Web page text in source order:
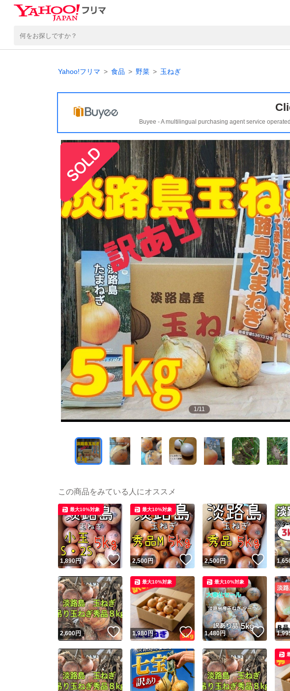
Yahoo!フリマ 食品 野菜 玉ねぎ
Buyee - A multilingual purchasing agent service
1/11
この商品をみている人にオススメ
1,890円 いいね！
最大10%対象
2,500円 いいね！
最大10%対象
2,500円 いい
2,600円 いいね！
1,980円 いいね！
最大10%対象
1,480円 いい
最大10%対象